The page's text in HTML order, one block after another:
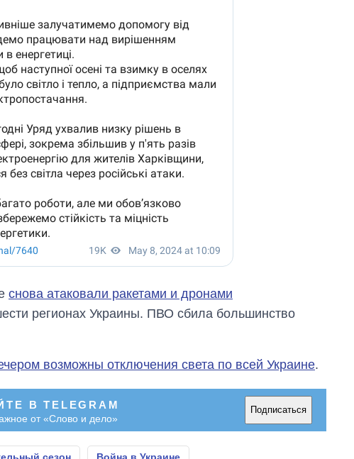
снова атаковали ракетами и дронами
регионах Украины. ПВО сбила большинство
возможны отключения света по всей Украине.
В TELEGRAM
от «Слово и дело»
Подписаться